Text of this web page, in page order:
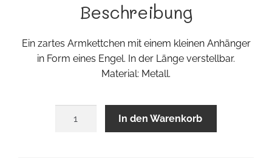
Beschreibung
Ein zartes Armkettchen mit einem kleinen Anhänger
in Form eines Engel. In der Länge verstellbar.
Material: Metall.
In den Warenkorb